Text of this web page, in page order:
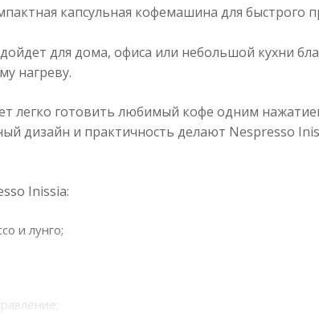
капсульная кофемашина для быстрого
для дома, офиса или небольшой кухни
нагреву.
легко готовить любимый кофе одним
дизайн и практичность делают Nespresso
Inissia:
и лунго;